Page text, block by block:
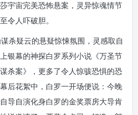
宇宙完美恐怖悬案，灵异惊魂情节
令人吓破胆。
杀疑云的悬疑惊悚氛围，灵感取自
银幕的神探白罗系列小说《万圣节
杀案》，更多了令人惊骇恐惧的恐
后花絮中，白罗一开场便说：今晚
导自演化身白罗的金奖票房大导肯